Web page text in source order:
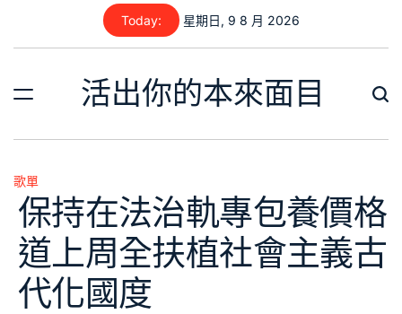
content
Today: 星期日, 9 8 月 2026
活出你的本來面目
Posted
in
歌單
保持在法治軌專包養價格
道上周全扶植社會主義古
代化國度